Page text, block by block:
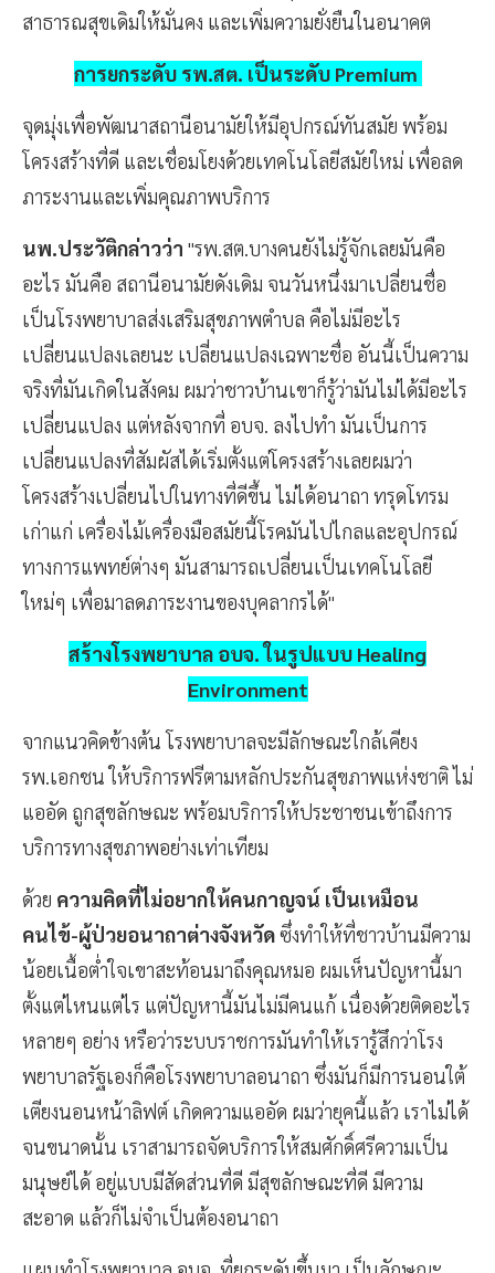
สาธารณสุขเดิมให้มั่นคง และเพิ่มความยั่งยืนในอนาคต
การยกระดับ รพ.สต. เป็นระดับ Premium
จุดมุ่งเพื่อพัฒนาสถานีอนามัยให้มีอุปกรณ์ทันสมัย พร้อม
โครงสร้างที่ดี และเชื่อมโยงด้วยเทคโนโลยีสมัยใหม่ เพื่อลด
ภาระงานและเพิ่มคุณภาพบริการ
นพ.ประวัติกล่าวว่า "รพ.สต.บางคนยังไม่รู้จักเลยมันคือ
อะไร มันคือ สถานีอนามัยดังเดิม จนวันหนึ่งมาเปลี่ยนชื่อ
เป็นโรงพยาบาลส่งเสริมสุขภาพตำบล คือไม่มีอะไร
เปลี่ยนแปลงเลยนะ เปลี่ยนแปลงเฉพาะชื่อ อันนี้เป็นความ
จริงที่มันเกิดในสังคม ผมว่าชาวบ้านเขาก็รู้ว่ามันไม่ได้มีอะไร
เปลี่ยนแปลง แต่หลังจากที่ อบจ. ลงไปทำ มันเป็นการ
เปลี่ยนแปลงที่สัมผัสได้เริ่มตั้งแต่โครงสร้างเลยผมว่า
โครงสร้างเปลี่ยนไปในทางที่ดีขึ้น ไม่ได้อนาถา ทรุดโทรม
เก่าแก่ เครื่องไม้เครื่องมือสมัยนี้โรคมันไปไกลและอุปกรณ์
ทางการแพทย์ต่างๆ มันสามารถเปลี่ยนเป็นเทคโนโลยี
ใหม่ๆ เพื่อมาลดภาระงานของบุคลากรได้"
สร้างโรงพยาบาล อบจ. ในรูปแบบ Healing
Environment
จากแนวคิดข้างต้น โรงพยาบาลจะมีลักษณะใกล้เคียง
รพ.เอกชน ให้บริการฟรีตามหลักประกันสุขภาพแห่งชาติ ไม่
แออัด ถูกสุขลักษณะ พร้อมบริการให้ประชาชนเข้าถึงการ
บริการทางสุขภาพอย่างเท่าเทียม
ด้วย ความคิดที่ไม่อยากให้คนกาญจน์ เป็นเหมือน
คนไข้-ผู้ป่วยอนาถาต่างจังหวัดซึ่งทำให้ที่ชาวบ้านมีความ
น้อยเนื้อต่ำใจเขาสะท้อนมาถึงคุณหมอ ผมเห็นปัญหานี้มา
ตั้งแต่ไหนแต่ไร แต่ปัญหานี้มันไม่มีคนแก้ เนื่องด้วยติดอะไร
หลายๆ อย่าง หรือว่าระบบราชการมันทำให้เรารู้สึกว่าโรง
พยาบาลรัฐเองก็คือโรงพยาบาลอนาถา ซึ่งมันก็มีการนอนใต้
เตียงนอนหน้าลิฟต์ เกิดความแออัด ผมว่ายุคนี้แล้ว เราไม่ได้
จนขนาดนั้น เราสามารถจัดบริการให้สมศักดิ์ศรีความเป็น
มนุษย์ได้ อยู่แบบมีสัดส่วนที่ดี มีสุขลักษณะที่ดี มีความ
สะอาด แล้วก็ไม่จำเป็นต้องอนาถา